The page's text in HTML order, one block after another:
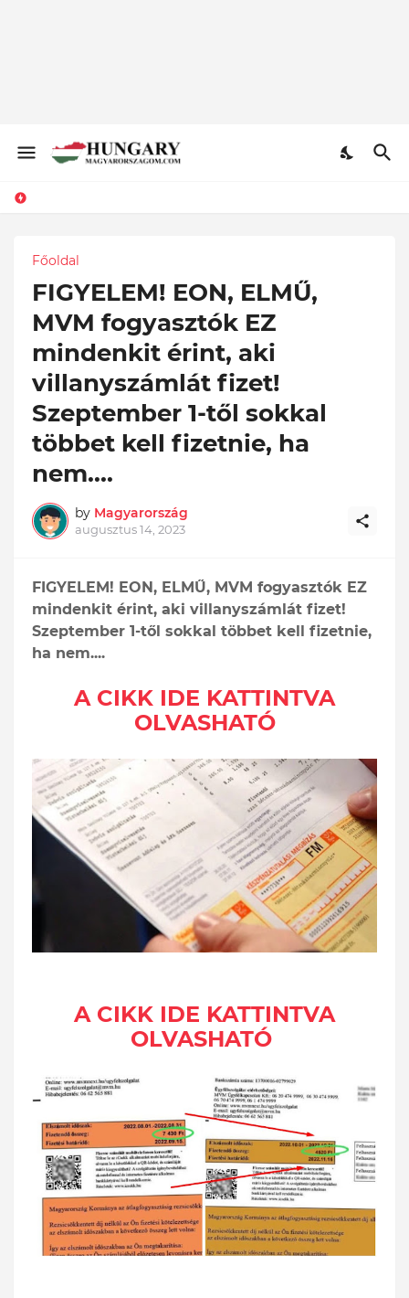
Főoldal
FIGYELEM! EON, ELMŰ,
MVM fogyasztók EZ
mindenkit érint, aki
villanyszámlát fizet!
Szeptember 1-től sokkal
többet kell fizetnie, ha
nem....
by Magyarország
augusztus 14, 2023
FIGYELEM! EON, ELMŰ, MVM fogyasztók EZ
mindenkit érint, aki villanyszámlát fizet!
Szeptember 1-től sokkal többet kell fizetnie,
ha nem....
A CIKK IDE KATTINTVA
OLVASHATÓ
A CIKK IDE KATTINTVA
OLVASHATÓ